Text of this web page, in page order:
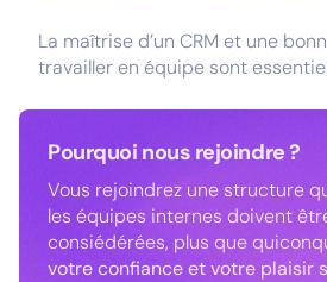
La maîtrise d’un CRM et une
travailler en équipe sont
Pourquoi nous rejoindre ?
Vous rejoindrez une structure
les équipes internes doivent
consiédérées, plus que
votre confiance et votre plaisir